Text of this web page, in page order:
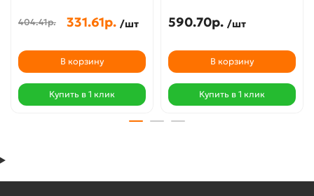
404.41р. 331.61р. /шт
В корзину
Купить в 1 клик
590.70р. /шт
В корзину
Купить в 1 клик